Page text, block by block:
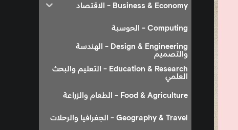
Business & Economy - الاقتصاد
Computing - الحوسبة
Design & Engineering - الهندسة
والتصميم
Education & Research - التعليم والبحث
العلمي
Food & Agriculture - الطعام والزراعة
Geography & Travel - الجغرافيا والرحلات